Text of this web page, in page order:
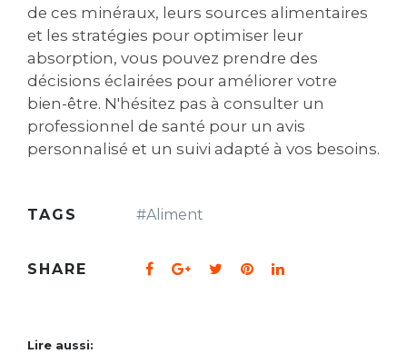
de ces minéraux‚ leurs sources alimentaires
et les stratégies pour optimiser leur
absorption‚ vous pouvez prendre des
décisions éclairées pour améliorer votre
bien-être. N'hésitez pas à consulter un
professionnel de santé pour un avis
personnalisé et un suivi adapté à vos besoins.
TAGS #Aliment
SHARE
Lire aussi: